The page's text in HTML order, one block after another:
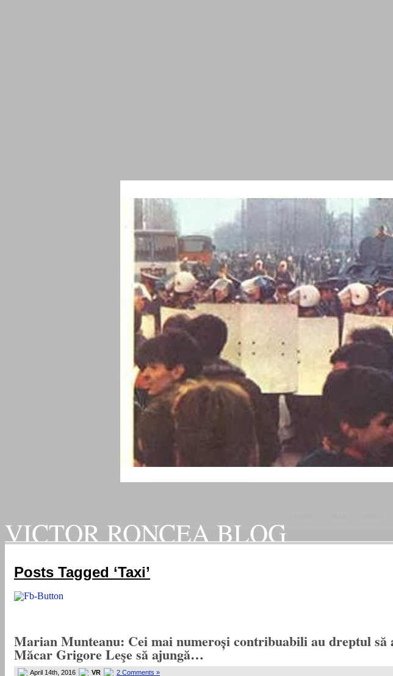
VICTOR RONCEA BLOG
Posts Tagged ‘Taxi’
Marian Munteanu: Cei mai numeroși contribuabili au dreptul
Măcar Grigore Leşe să ajungă…
April 14th, 2016 VR 2 Comments »